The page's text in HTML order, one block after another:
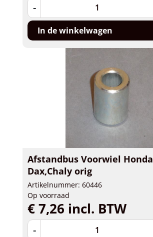
-
In de winkelwagen
Afstandbus Voorwiel Honda
Dax,Chaly orig
Artikelnummer: 60446
Op voorraad
€ 7,26 incl. BTW
-